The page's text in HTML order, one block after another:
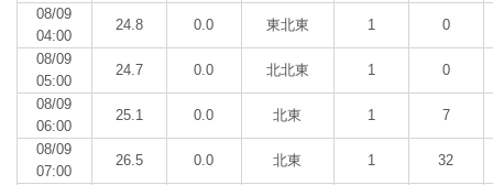
08/09
04:00
24.8 0.0 東北東 1 0
08/09
05:00
24.7 0.0 北北東 1 0
08/09
06:00
25.1 0.0 北東 1 7
08/09
07:00
26.5 0.0 北東 1 32